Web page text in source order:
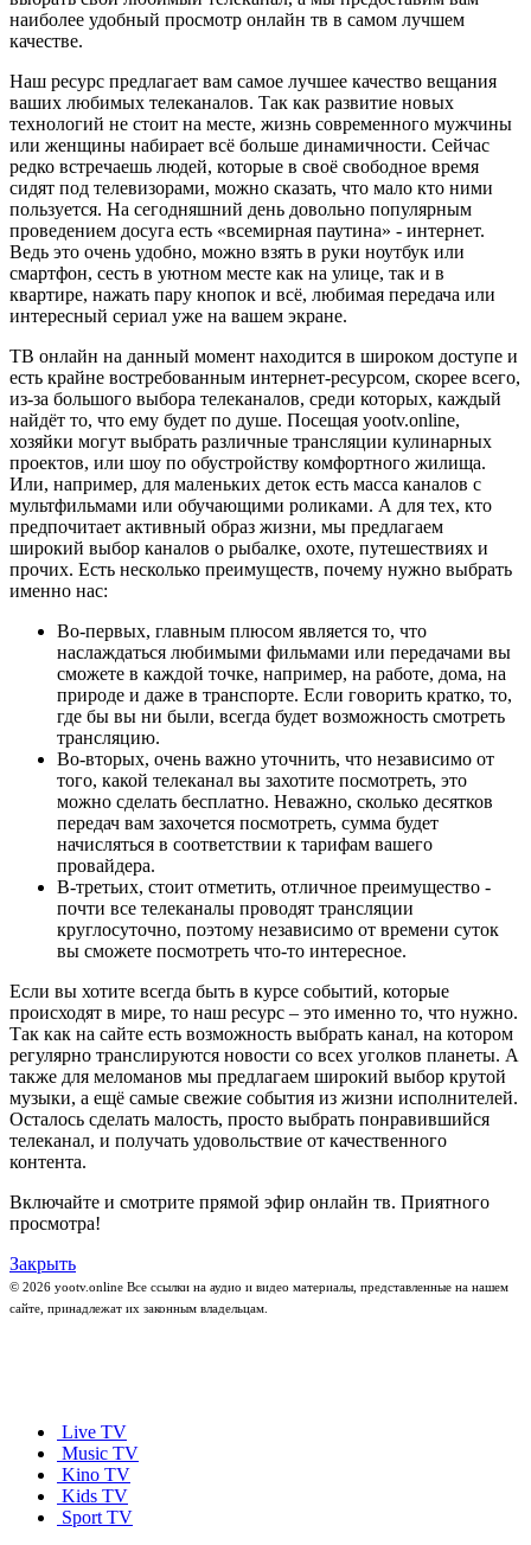
наиболее удобный просмотр онлайн тв в самом лучшем
качестве.
Наш ресурс предлагает вам самое лучшее качество вещания
ваших любимых телеканалов. Так как развитие новых
технологий не стоит на месте, жизнь современного мужчины
или женщины набирает всё больше динамичности. Сейчас
редко встречаешь людей, которые в своё свободное время
сидят под телевизорами, можно сказать, что мало кто ними
пользуется. На сегодняшний день довольно популярным
проведением досуга есть «всемирная паутина» - интернет.
Ведь это очень удобно, можно взять в руки ноутбук или
смартфон, сесть в уютном месте как на улице, так и в
квартире, нажать пару кнопок и всё, любимая передача или
интересный сериал уже на вашем экране.
ТВ онлайн на данный момент находится в широком доступе и
есть крайне востребованным интернет-ресурсом, скорее всего,
из-за большого выбора телеканалов, среди которых, каждый
найдёт то, что ему будет по душе. Посещая yootv.online,
хозяйки могут выбрать различные трансляции кулинарных
проектов, или шоу по обустройству комфортного жилища.
Или, например, для маленьких деток есть масса каналов с
мультфильмами или обучающими роликами. А для тех, кто
предпочитает активный образ жизни, мы предлагаем
широкий выбор каналов о рыбалке, охоте, путешествиях и
прочих. Есть несколько преимуществ, почему нужно выбрать
именно нас:
Во-первых, главным плюсом является то, что
наслаждаться любимыми фильмами или передачами вы
сможете в каждой точке, например, на работе, дома, на
природе и даже в транспорте. Если говорить кратко, то,
где бы вы ни были, всегда будет возможность смотреть
трансляцию.
Во-вторых, очень важно уточнить, что независимо от
того, какой телеканал вы захотите посмотреть, это
можно сделать бесплатно. Неважно, сколько десятков
передач вам захочется посмотреть, сумма будет
начисляться в соответствии к тарифам вашего
провайдера.
В-третьих, стоит отметить, отличное преимущество -
почти все телеканалы проводят трансляции
круглосуточно, поэтому независимо от времени суток
вы сможете посмотреть что-то интересное.
Если вы хотите всегда быть в курсе событий, которые
происходят в мире, то наш ресурс – это именно то, что нужно.
Так как на сайте есть возможность выбрать канал, на котором
регулярно транслируются новости со всех уголков планеты. А
также для меломанов мы предлагаем широкий выбор крутой
музыки, а ещё самые свежие события из жизни исполнителей.
Осталось сделать малость, просто выбрать понравившийся
телеканал, и получать удовольствие от качественного
контента.
Включайте и смотрите прямой эфир онлайн тв. Приятного
просмотра!
Закрыть
© 2026 yootv.online Все ссылки на аудио и видео материалы, представленные на нашем
сайте, принадлежат их законным владельцам.
Live TV
Music TV
Kino TV
Kids TV
Sport TV